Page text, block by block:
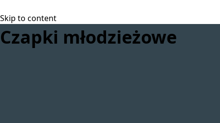
Skip to content
Czapki młodzieżowe